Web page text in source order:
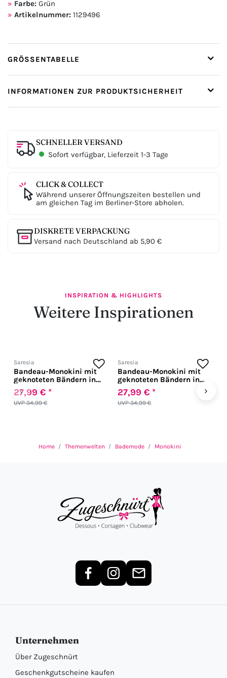
Farbe: Grün
Artikelnummer: 1129496
GRÖSSENTABELLE
INFORMATIONEN ZUR PRODUKTSICHERHEIT
SCHNELLER VERSAND
Sofort verfügbar, Lieferzeit 1-3 Tage
CLICK & COLLECT
Während unserer Öffnungszeiten bestellen und
am gleichen Tag im Berliner-Store abholen.
DISKRETE VERPACKUNG
Versand nach Deutschland ab 5,90 €
INSPIRATION & HIGHLIGHTS
Weitere Inspirationen
‹
Saresia
Bandeau-Monokini mit
geknoteten Bändern in
gelb
UVP 34,99 €
27,99 € *
Saresia
Bandeau-Monokini mit
geknoteten Bändern in
schwarz
UVP 34,99 €
27,99 € * ›
Home Themenwelten Bademode Monokini
Unternehmen
Über Zugeschnürt
Geschenkgutscheine kaufen